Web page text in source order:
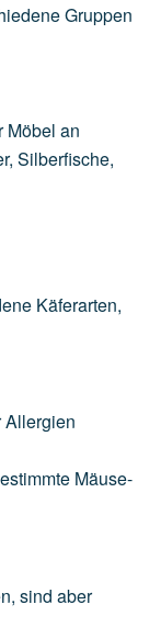
Gruppen
Möbel an
Silberfische,
Käferarten,
Allergien
Mäuse-
sind aber